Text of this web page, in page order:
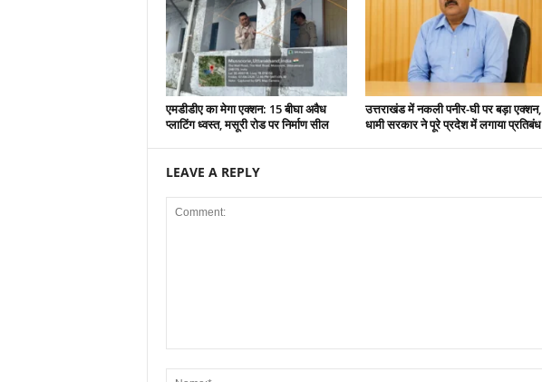
एमडीडीए का मेगा एक्शन: 15 बीघा अवैध
प्लाटिंग ध्वस्त, मसूरी रोड पर निर्माण सील
उत्तराखंड में नकली पनीर-घी पर बड़ा एक्शन,
धामी सरकार ने पूरे प्रदेश में लगाया प्रतिबंध
LEAVE A REPLY